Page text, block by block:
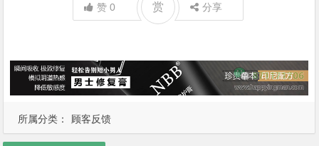
赞0 赏 分享
所属分类： 顾客反馈